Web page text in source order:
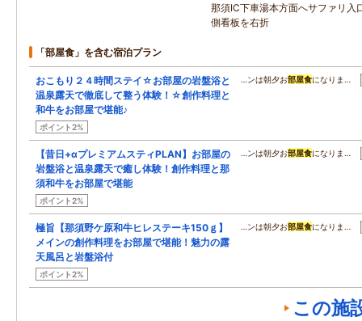
那須IC下車湯本方面へサファリ入
側看板を右折
「部屋食」を含む宿泊プラン
おこもり２４時間ステイ☆お部屋の岩盤浴と
温泉露天で徹底して整う体験！☆創作料理と
和牛をお部屋で堪能♪
ポイント2%
…ンは朝夕お部屋食になりま…
【昔日+αプレミアムスティPLAN】お部屋の
岩盤浴と温泉露天で癒し体験！創作料理と那
須和牛をお部屋で堪能
ポイント2%
…ンは朝夕お部屋食になりま…
極旨【那須野ケ原和牛ヒレステーキ150ｇ】
メインの創作料理をお部屋で堪能！魅力の露
天風呂と岩盤浴付
ポイント2%
…ンは朝夕お部屋食になりま…
この施